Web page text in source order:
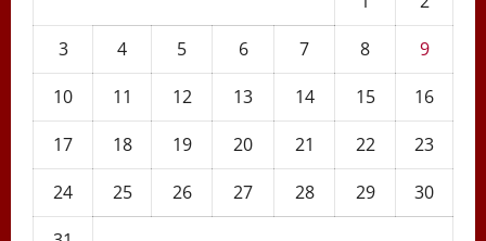
3
4 5 6 7 8
9
10
11 12 13 14 15
16
17
18 19 20 21 22
23
24
25 26 27 28 29
30